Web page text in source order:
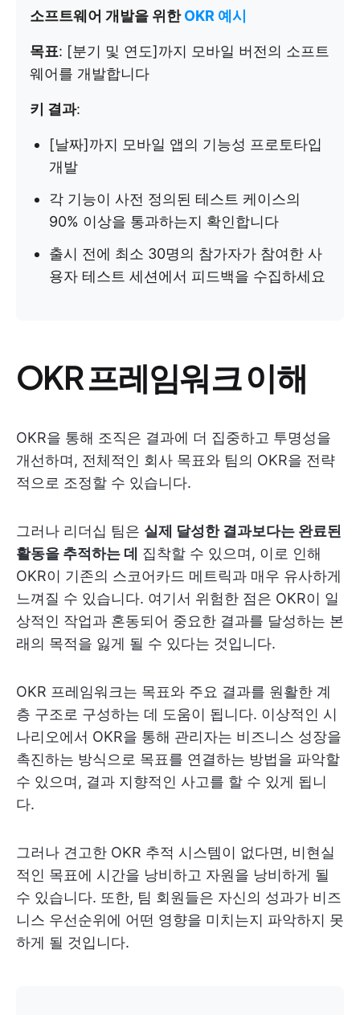
소프트웨어 개발을 위한OKR 예시
목표: [분기 및 연도]까지 모바일 버전의 소프트
웨어를 개발합니다
키 결과:
[날짜]까지 모바일 앱의 기능성 프로토타입
개발
각 기능이 사전 정의된 테스트 케이스의
90% 이상을 통과하는지 확인합니다
출시 전에 최소 30명의 참가자가 참여한 사
용자 테스트 세션에서 피드백을 수집하세요
OKR 프레임워크 이해
OKR을 통해 조직은 결과에 더 집중하고 투명성을
개선하며, 전체적인 회사 목표와 팀의 OKR을 전략
적으로 조정할 수 있습니다.
그러나 리더십 팀은 실제 달성한 결과보다는 완료된
활동을 추적하는 데 집착할 수 있으며, 이로 인해
OKR이 기존의 스코어카드 메트릭과 매우 유사하게
느껴질 수 있습니다. 여기서 위험한 점은 OKR이 일
상적인 작업과 혼동되어 중요한 결과를 달성하는 본
래의 목적을 잃게 될 수 있다는 것입니다.
OKR 프레임워크는 목표와 주요 결과를 원활한 계
층 구조로 구성하는 데 도움이 됩니다. 이상적인 시
나리오에서 OKR을 통해 관리자는 비즈니스 성장을
촉진하는 방식으로 목표를 연결하는 방법을 파악할
수 있으며, 결과 지향적인 사고를 할 수 있게 됩니
다.
그러나 견고한 OKR 추적 시스템이 없다면, 비현실
적인 목표에 시간을 낭비하고 자원을 낭비하게 될
수 있습니다. 또한, 팀 회원들은 자신의 성과가 비즈
니스 우선순위에 어떤 영향을 미치는지 파악하지 못
하게 될 것입니다.